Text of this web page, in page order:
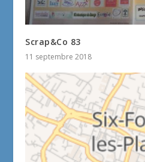
Scrap&Co 83
11 septembre 2018